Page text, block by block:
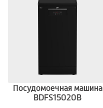
Посудомоечная машина
BDFS15020B